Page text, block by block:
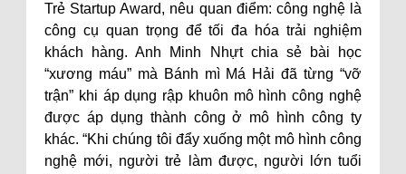
Trẻ Startup Award, nêu quan điểm: công nghệ là
công cụ quan trọng để tối đa hóa trải nghiệm
khách hàng. Anh Minh Nhựt chia sẻ bài học
“xương máu” mà Bánh mì Má Hải đã từng “vỡ
trận” khi áp dụng rập khuôn mô hình công nghệ
được áp dụng thành công ở mô hình công ty
khác. “Khi chúng tôi đẩy xuống một mô hình công
nghệ mới, người trẻ làm được, người lớn tuổi